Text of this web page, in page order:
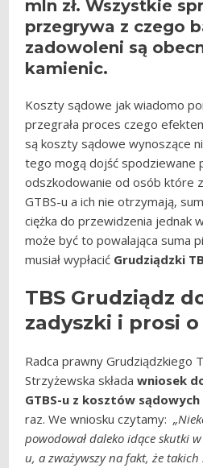
mln zł. Wszystkie
przegrywa z czego
zadowoleni są
kamienic.
Koszty sądowe jak wiadomo
przegrała proces czego
są koszty sądowe wynoszące
tego mogą dojść spodziewane
odszkodowanie od osób które
GTBS-u a ich nie otrzymają,
ciężka do przewidzenia jednak
może być to powalająca suma
musiał wypłacić Grudziądzki
TBS Grudziądz
zadyszki i prosi
Radca prawny Grudziądzkiego
Strzyżewska składa wniosek
GTBS-u z kosztów sądowych
raz. We wniosku czytamy:
powodował daleko idące skutki
u, a zważywszy na fakt, że takich